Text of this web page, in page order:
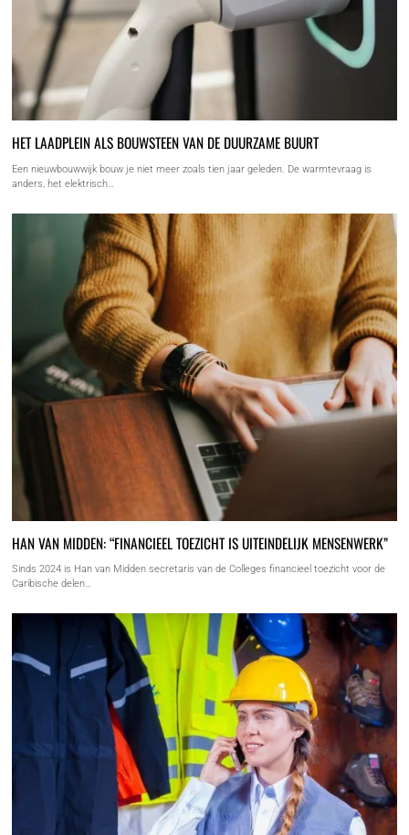
HET LAADPLEIN ALS BOUWSTEEN VAN DE DUURZAME BUURT
Een nieuwbouwwijk bouw je niet meer zoals tien jaar geleden. De warmtevraag is
anders, het elektrisch…
HAN VAN MIDDEN: “FINANCIEEL TOEZICHT IS UITEINDELIJK MENSENWERK”
Sinds 2024 is Han van Midden secretaris van de Colleges financieel toezicht voor de
Caribische delen…